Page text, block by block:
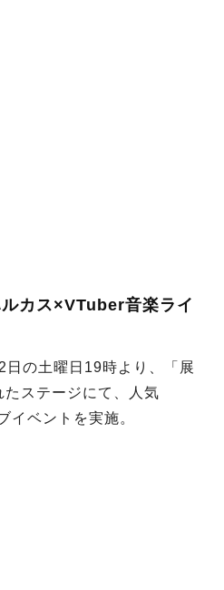
カス×VTuber音楽ライ
の土曜日19時より、「展
ステージにて、人気
イベントを実施。